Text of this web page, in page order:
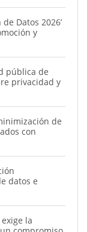
Datos 2026’
y
pública de
privacidad y
de
con
datos e
la